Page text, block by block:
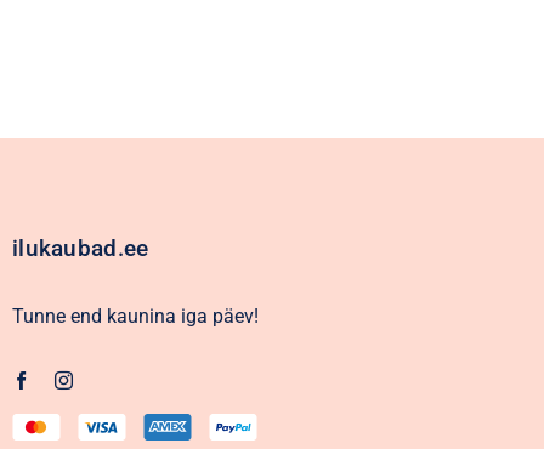
ilukaubad.ee
Tunne end kaunina iga päev!